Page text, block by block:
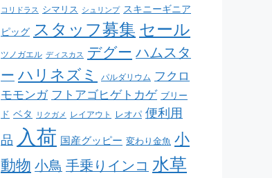
コリドラス シマリス シュリンプ スキニーギニア
ピッグ スタッフ募集 セール
ツノガエル ディスカス デグー ハムスタ
ー ハリネズミ パルダリウム フクロ
モモンガ フトアゴヒゲトカゲ ブリー
ド ベタ リクガメ レイアウト レオパ 便利用
品 入荷 国産グッピー 変わり金魚 小
動物 小鳥 手乗りインコ 水草